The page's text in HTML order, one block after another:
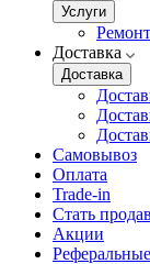
Услуги
Доставка
Доставка
Самовывоз
Оплата
Trade-in
Стать
Акции